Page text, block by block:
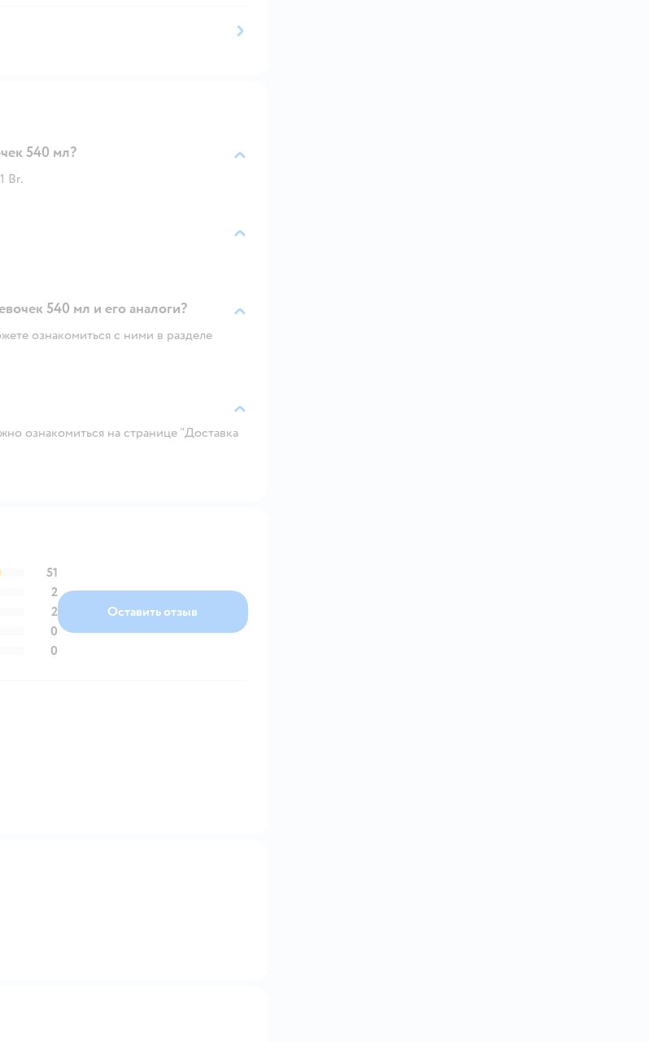
540 мл?
Br.
540 мл и его аналоги?
ознакомиться с ними в разделе
ознакомиться на странице "Доставка
51
2
2
0
0
Оставить отзыв